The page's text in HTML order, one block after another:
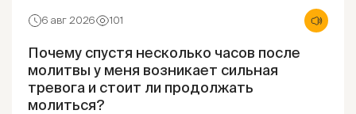
6 авг 2026 101
Почему спустя несколько часов после
молитвы у меня возникает сильная
тревога и стоит ли продолжать
молиться?